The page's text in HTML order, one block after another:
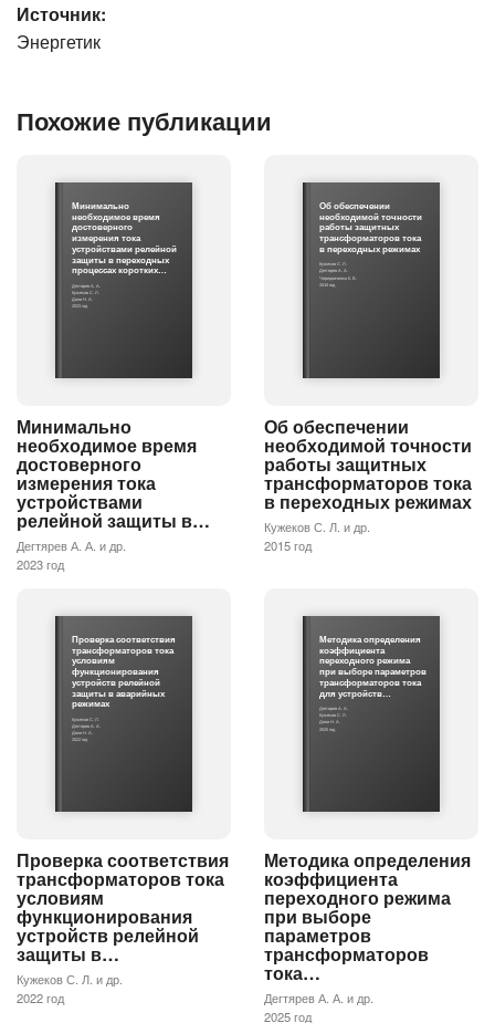
Источник:
Энергетик
Похожие публикации
Минимально
необходимое время
достоверного
измерения тока
устройствами релейной
защиты в переходных
процессах коротких…
Дегтярев А. А.
Кужеков С. Л.
Дони Н. А.
2023 год
Минимально
необходимое время
достоверного
измерения тока
устройствами
релейной защиты в…
Дегтярев А. А. и др.
2023 год
Об обеспечении
необходимой точности
работы защитных
трансформаторов тока
в переходных режимах
Кужеков С. Л.
Дегтярев А. А.
Чередниченко К. В.
2015 год
Об обеспечении
необходимой точности
работы защитных
трансформаторов тока
в переходных режимах
Кужеков С. Л. и др.
2015 год
Проверка соответствия
трансформаторов тока
условиям
функционирования
устройств релейной
защиты в аварийных
режимах
Кужеков С. Л.
Дегтярев А. А.
Дони Н. А.
2022 год
Проверка соответствия
трансформаторов тока
условиям
функционирования
устройств релейной
защиты в…
Кужеков С. Л. и др.
2022 год
Методика определения
коэффициента
переходного режима
при выборе параметров
трансформаторов тока
для устройств…
Дегтярев А. А.
Кужеков С. Л.
Дони Н. А.
2025 год
Методика определения
коэффициента
переходного режима
при выборе
параметров
трансформаторов
тока…
Дегтярев А. А. и др.
2025 год